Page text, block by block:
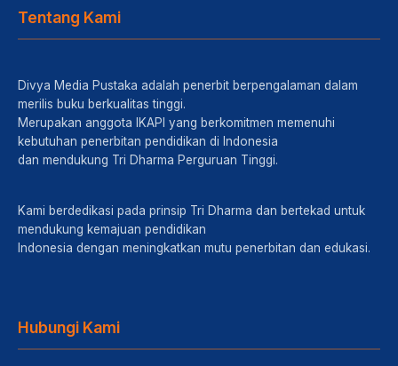
Tentang Kami
Divya Media Pustaka adalah penerbit berpengalaman dalam
merilis buku berkualitas tinggi.
Merupakan anggota IKAPI yang berkomitmen memenuhi
kebutuhan penerbitan pendidikan di Indonesia
dan mendukung Tri Dharma Perguruan Tinggi.
Kami berdedikasi pada prinsip Tri Dharma dan bertekad untuk
mendukung kemajuan pendidikan
Indonesia dengan meningkatkan mutu penerbitan dan edukasi.
Hubungi Kami